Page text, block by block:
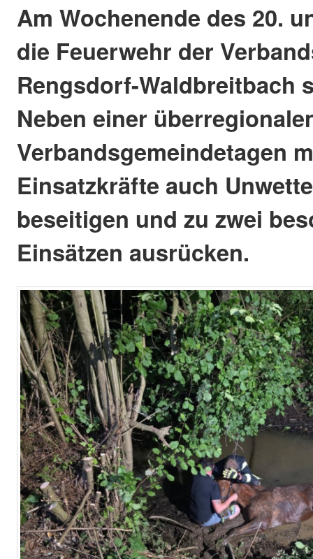
Am Wochenende des 20.
die Feuerwehr der
Rengsdorf-Waldbreitbach
Neben einer
Verbandsgemeindetagen
Einsatzkräfte auch
beseitigen und zu zwei
Einsätzen ausrücken.